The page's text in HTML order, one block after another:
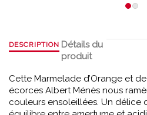
DESCRIPTION Détails du
produit
Cette Marmelade d’Orange et
écorces Albert Ménès nous
couleurs ensoleillées. Un délice